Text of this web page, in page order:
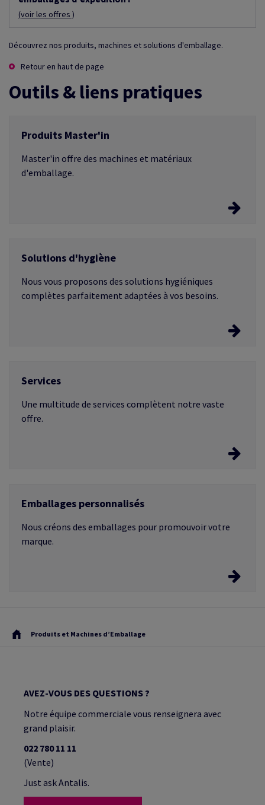
(voir les offres )
Découvrez nos produits, machines et solutions d'emballage.
Retour en haut de page
Outils & liens pratiques
Produits Master'in
Master'in offre des machines et matériaux
d'emballage.
Trois gammes complètes: Access, Performance,
Expert.
Solutions d'hygiène
Nous vous proposons des solutions hygiéniques
complètes parfaitement adaptées à vos besoins.
Essuie-mains en papier, papier toilette, distributeurs,
chiffons de nettoyage, systèmes de savon et bien plus
encore.
Services
Une multitude de services complètent notre vaste
offre.
Nos spécialistes conçoivent des solutions adaptées à
vos besoins spécifiques - du conseil à l'entretien, en
passant par l'étude de projet.
Emballages personnalisés
Nous créons des emballages pour promouvoir votre
marque.
Découvrez les options.
Produits et Machines d’Emballage
AVEZ-VOUS DES QUESTIONS ?
Notre équipe commerciale vous renseignera avec
grand plaisir.
022 780 11 11
(Vente)
Just ask Antalis.